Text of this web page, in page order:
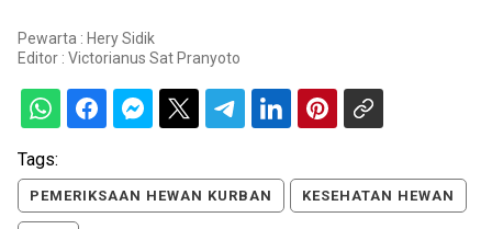
Pewarta : Hery Sidik
Editor : Victorianus Sat Pranyoto
Tags:
PEMERIKSAAN HEWAN KURBAN KESEHATAN HEWAN